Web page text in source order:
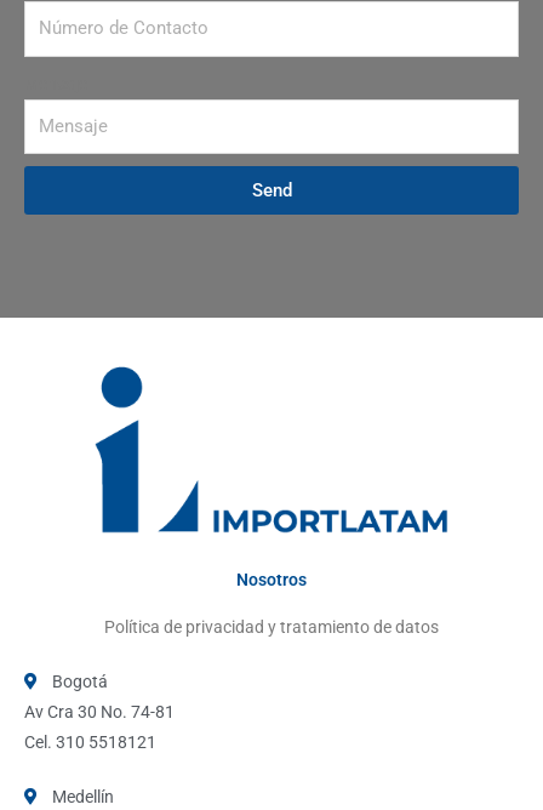
Send
Nosotros
Política de privacidad y tratamiento de datos
Bogotá
Av Cra 30 No. 74-81
Cel. 310 5518121
Medellín